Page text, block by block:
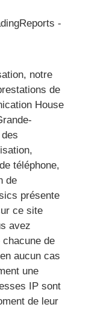
-
notre
de
House
téléphone,
de
présente
ce site
avez
chacune de
aucun cas
une
IP sont
de leur